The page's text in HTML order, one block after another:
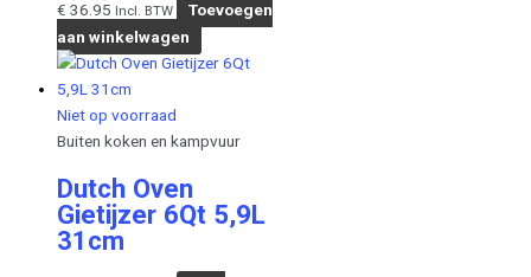
€ 36.95 Incl. BTW
Toevoegen
aan winkelwagen
Niet op voorraad
Buiten koken en kampvuur
Dutch Oven
Gietijzer 6Qt 5,9L
31cm